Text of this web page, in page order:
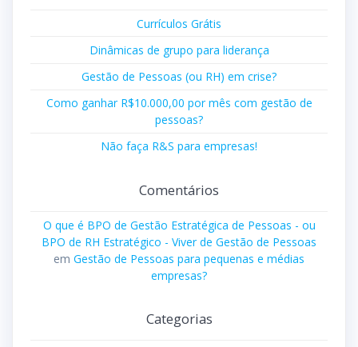
Currículos Grátis
Dinâmicas de grupo para liderança
Gestão de Pessoas (ou RH) em crise?
Como ganhar R$10.000,00 por mês com gestão de
pessoas?
Não faça R&S para empresas!
Comentários
O que é BPO de Gestão Estratégica de Pessoas - ou
BPO de RH Estratégico - Viver de Gestão de Pessoas
em Gestão de Pessoas para pequenas e médias
empresas?
Categorias